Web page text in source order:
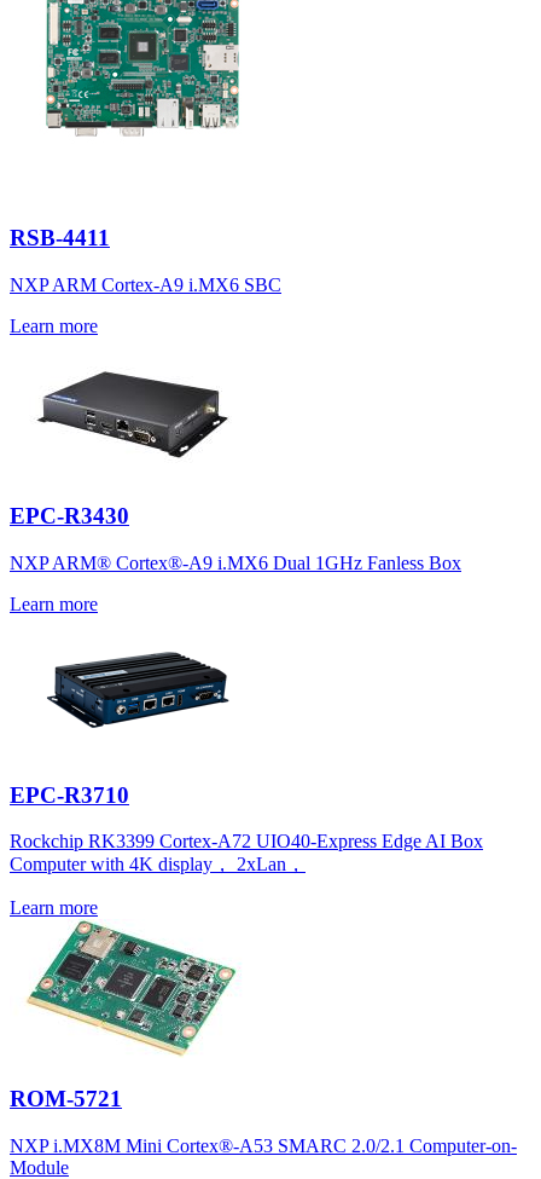
RSB-4411
NXP ARM Cortex-A9 i.MX6 SBC
Learn more
EPC-R3430
NXP ARM® Cortex®-A9 i.MX6 Dual 1GHz Fanless Box
Learn more
EPC-R3710
Rockchip RK3399 Cortex-A72 UIO40-Express Edge AI Box
Computer with 4K display， 2xLan，
Learn more
ROM-5721
NXP i.MX8M Mini Cortex®-A53 SMARC 2.0/2.1 Computer-on-
Module